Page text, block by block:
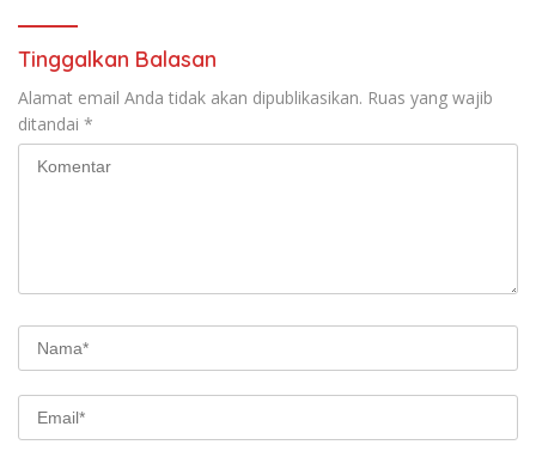
Tinggalkan Balasan
Alamat email Anda tidak akan dipublikasikan. Ruas yang wajib
ditandai *